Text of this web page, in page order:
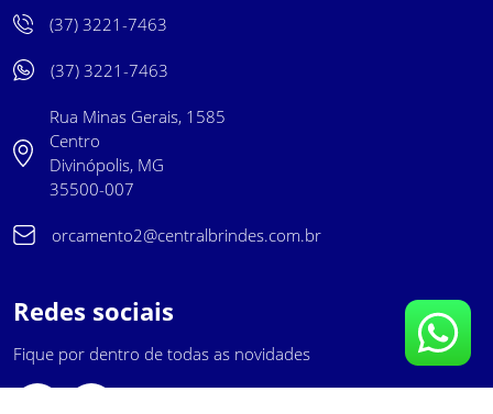
(37) 3221-7463
(37) 3221-7463
Rua Minas Gerais, 1585
Centro
Divinópolis, MG
35500-007
orcamento2@centralbrindes.com.br
Redes sociais
Fique por dentro de todas as novidades